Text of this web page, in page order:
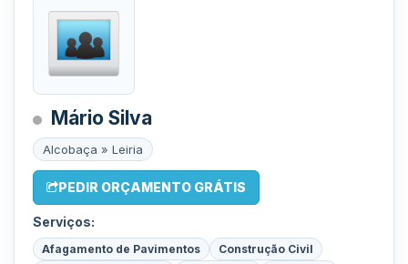
Mário Silva
Alcobaça » Leiria
PEDIR ORÇAMENTO GRÁTIS
Serviços:
Afagamento de Pavimentos
Construção Civil